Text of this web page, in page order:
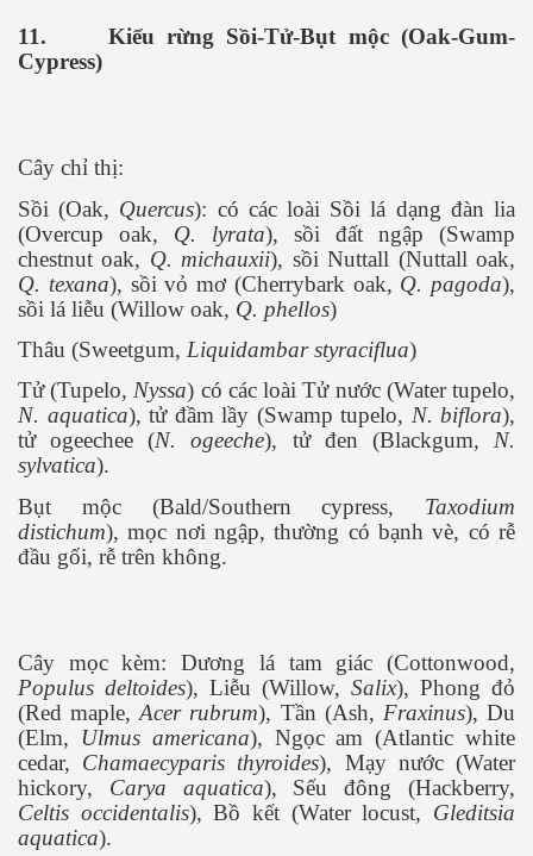
11.
Kiểu rừng Sồi-Tử-Bụt mộc (Oak-Gum-
Cypress)
Cây chỉ thị:
Sồi (Oak, Quercus): có các loài Sồi lá dạng đàn lia
(Overcup oak, Q. lyrata), sồi đất ngập (Swamp
chestnut oak, Q. michauxii), sồi Nuttall (Nuttall oak,
Q. texana), sồi vỏ mơ (Cherrybark oak, Q. pagoda),
sồi lá liễu (Willow oak, Q. phellos)
Thâu (Sweetgum, Liquidambar styraciflua)
Tử (Tupelo,Nyssa) có các loài Tử nước (Water tupelo,
N. aquatica), tử đầm lầy (Swamp tupelo, N. biflora),
tử ogeechee (N. ogeeche), tử đen (Blackgum, N.
sylvatica).
Bụt mộc (Bald/Southern cypress, Taxodium
distichum), mọc nơi ngập, thường có bạnh vè, có rễ
đầu gối, rễ trên không.
Cây mọc kèm: Dương lá tam giác (Cottonwood,
Populus deltoides), Liễu (Willow, Salix), Phong đỏ
(Red maple,Acer rubrum), Tần (Ash, Fraxinus), Du
(Elm,
Ulmus americana), Ngọc am (Atlantic white
cedar, Chamaecyparis thyroides), Mạy nước (Water
hickory, Carya aquatica), Sếu đông (Hackberry,
Celtis occidentalis), Bồ kết (Water locust, Gleditsia
aquatica).